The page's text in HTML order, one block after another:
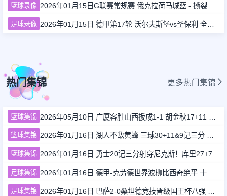
篮球录像 2026年01月15日G联赛常规赛 俄克拉荷马城蓝 - 撕裂之城混音 全场录像
足球录像 2026年01月15日 德甲第17轮 沃尔夫斯堡vs圣保利 全场录像
热门集锦 更多热门集锦
篮球集锦
篮球集锦 2026年01月16日 湖人不敌黄蜂 三球30+11&9记三分 东契奇39分 詹姆斯29+9+6
篮球集锦 2026年01月16日 勇士20记三分射穿尼克斯！库里27+7 巴特勒32+8 穆迪三分9中7
足球集锦 2026年01月16日 德甲-克劳德世界波柳比西奇绝平 十人柏林联合1-1奥格斯堡
足球集锦